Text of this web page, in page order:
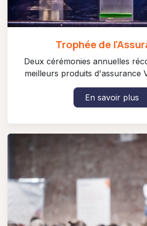
Trophée de
Deux cérémonies annuelles
meilleurs produits d'assurance
En savoir plus